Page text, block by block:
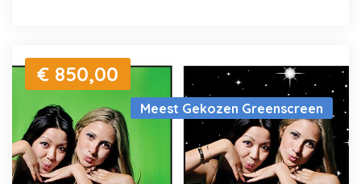
Meest Gekozen Greenscreen
€ 850,00